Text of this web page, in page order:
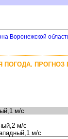
Воронежской
ПОГОДА.
м/с
м/с
м/с